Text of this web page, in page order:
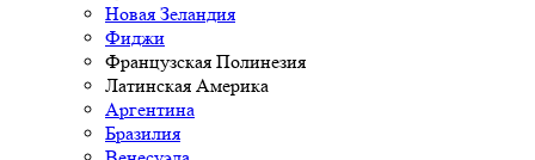
Новая Зеландия
Фиджи
Французская Полинезия
Латинская Америка
Аргентина
Бразилия